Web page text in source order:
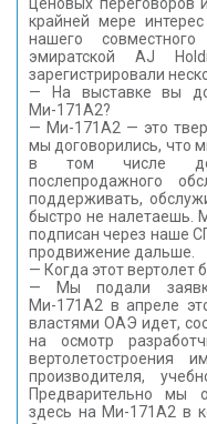
крайней мере
нашего
эмиратской AJ
зарегистрировали
— На выставке вы
Ми-171А2?
— Ми-171А2 — это
мы договорились, что
в том числе
послепродажного
поддерживать,
быстро не налетаешь.
подписан через наше
продвижение дальше.
— Когда этот вертолет
— Мы подали
Ми-171А2 в апреле
властями ОАЭ идет,
на осмотр
производителя,
Предварительно мы
здесь на Ми-171А2 в